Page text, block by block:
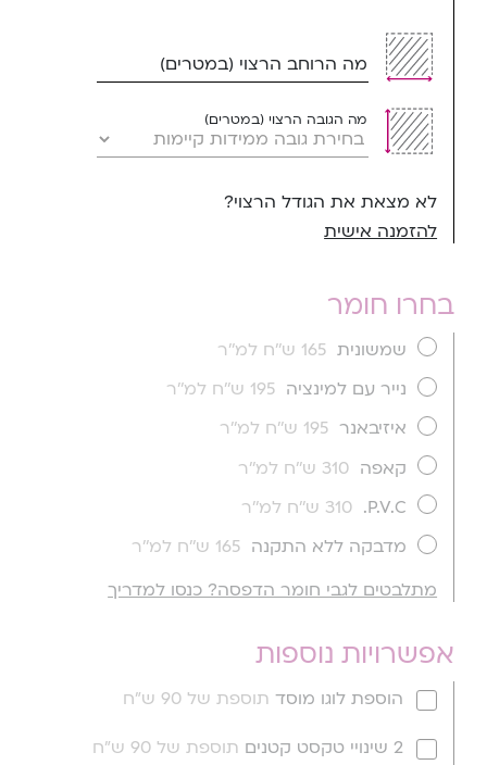
מה הרוחב הרצוי (במטרים)
מה הגובה הרצוי (במטרים)
לא מצאת את הגודל הרצוי?
להזמנה אישית
בחרו חומר
שמשונית 165 ש''ח למ''ר
נייר עם למינציה 195 ש''ח למ''ר
איזיבאנר 195 ש''ח למ''ר
קאפה 310 ש''ח למ''ר
P.V.C.
310 ש''ח למ''ר
מדבקה ללא התקנה 165 ש''ח למ''ר
מתלבטים לגבי חומר הדפסה? כנסו למדריך
אפשרויות נוספות
הוספת לוגו מוסד תוספת של 90 ש"ח
2 שינויי טקסט קטנים תוספת של 90 ש"ח